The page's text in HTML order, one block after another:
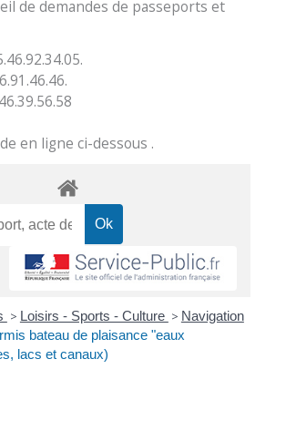
de demandes de passeports et
en ligne ci-dessous .
> Loisirs - Sports - Culture > Navigation
bateau de plaisance "eaux
lacs et canaux)